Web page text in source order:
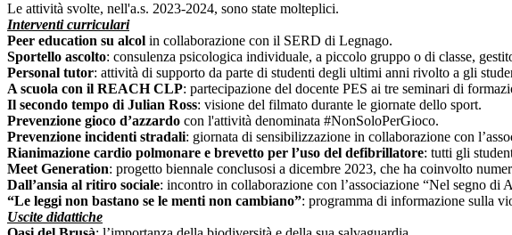
Le attività svolte, nell'a.s. 2023-2024, sono state molteplici.
Interventi curriculari
Peer education su alcol in collaborazione con il SERD di Legnago.
Sportello ascolto: consulenza psicologica individuale, a piccolo gruppo o di classe,
Personal tutor: attività di supporto da parte di studenti degli ultimi anni rivolto a gli
A scuola con il REACH CLP: partecipazione del docente PES ai tre seminari di
Il secondo tempo di Julian Ross: visione del filmato durante le giornate dello sport.
Prevenzione gioco d’azzardo con l'attività denominata #NonSoloPerGioco.
Prevenzione incidenti stradali: giornata di sensibilizzazione in collaborazione con
Rianimazione cardio polmonare e brevetto per l’uso del defibrillatore: tutti gli
Meet Generation: progetto biennale conclusosi a dicembre 2023, che ha coinvolto
Dall’ansia al ritiro sociale: incontro in collaborazione con l’associazione “Nel segno di
“Le leggi non bastano se le menti non cambiano”: programma di informazione sulla
Uscite didattiche